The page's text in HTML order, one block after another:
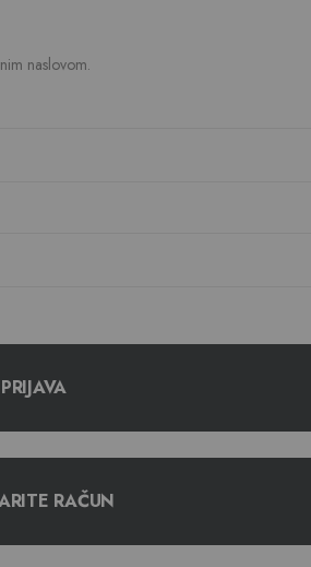
naslovom.
PRIJAVA
RAČUN